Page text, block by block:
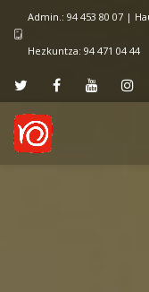
Admin.: 94 453 80 07 |
Hezkuntza: 94 471 04 44